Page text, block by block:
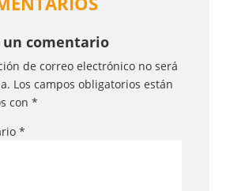
un comentario
de correo electrónico no será
Los campos obligatorios están
con *
*